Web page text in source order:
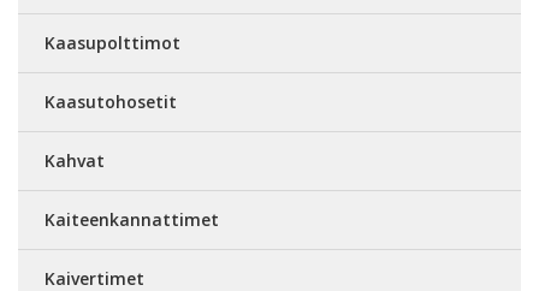
Kaasupolttimot
Kaasutohosetit
Kahvat
Kaiteenkannattimet
Kaivertimet